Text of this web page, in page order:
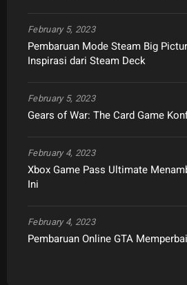
Pembaruan Mode Steam Big
Inspirasi dari Steam Deck
February 5, 2023
Gears of War: The Card Game
February 5, 2023
Xbox Game Pass Ultimate
Ini
February 4, 2023
Pembaruan Online GTA
February 4, 2023